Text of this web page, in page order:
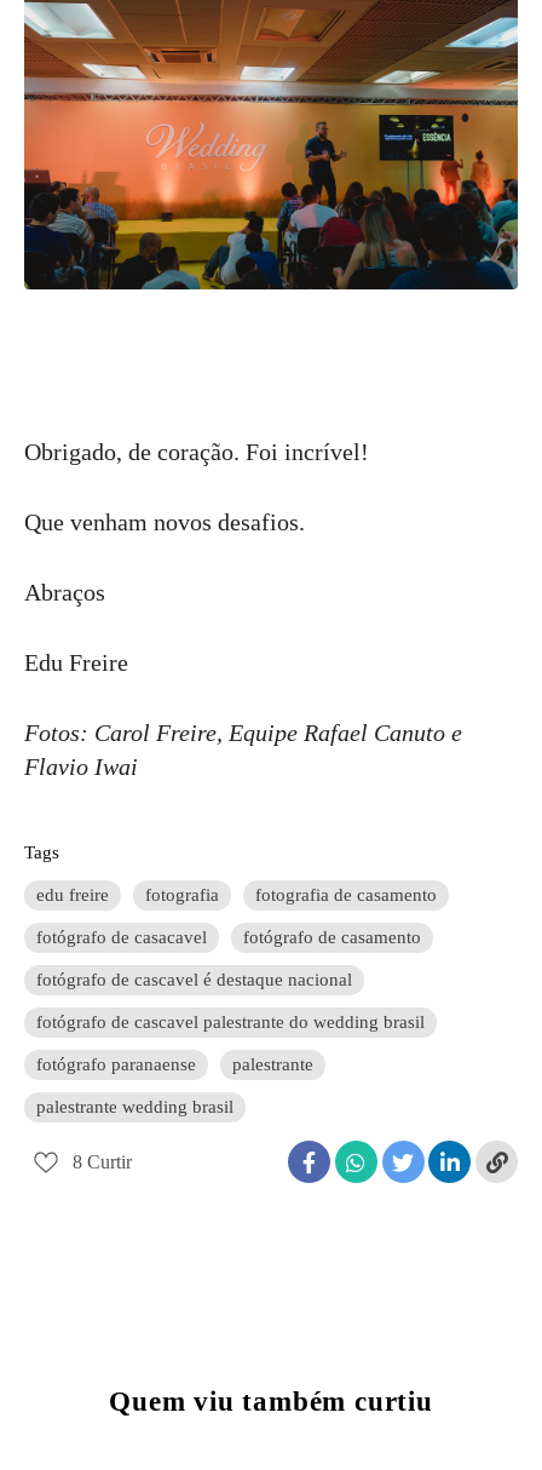
Obrigado, de coração. Foi incrível!
Que venham novos desafios.
Abraços
Edu Freire
Fotos: Carol Freire, Equipe Rafael Canuto e
Flavio Iwai
Tags
edu freire fotografia fotografia de casamento
fotógrafo de casacavel fotógrafo de casamento
fotógrafo de cascavel é destaque nacional
fotógrafo de cascavel palestrante do wedding brasil
fotógrafo paranaense palestrante
palestrante wedding brasil
8 Curtir
Quem viu também curtiu